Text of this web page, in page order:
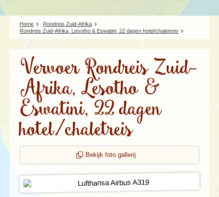
Home
Rondreis Zuid-Afrika
Rondreis Zuid-Afrika, Lesotho & Eswatini, 22 dagen hotel/chaletreis
Vervoer Rondreis Zuid-
Afrika, Lesotho &
Eswatini, 22 dagen
hotel/chaletreis
Bekijk foto gallerij